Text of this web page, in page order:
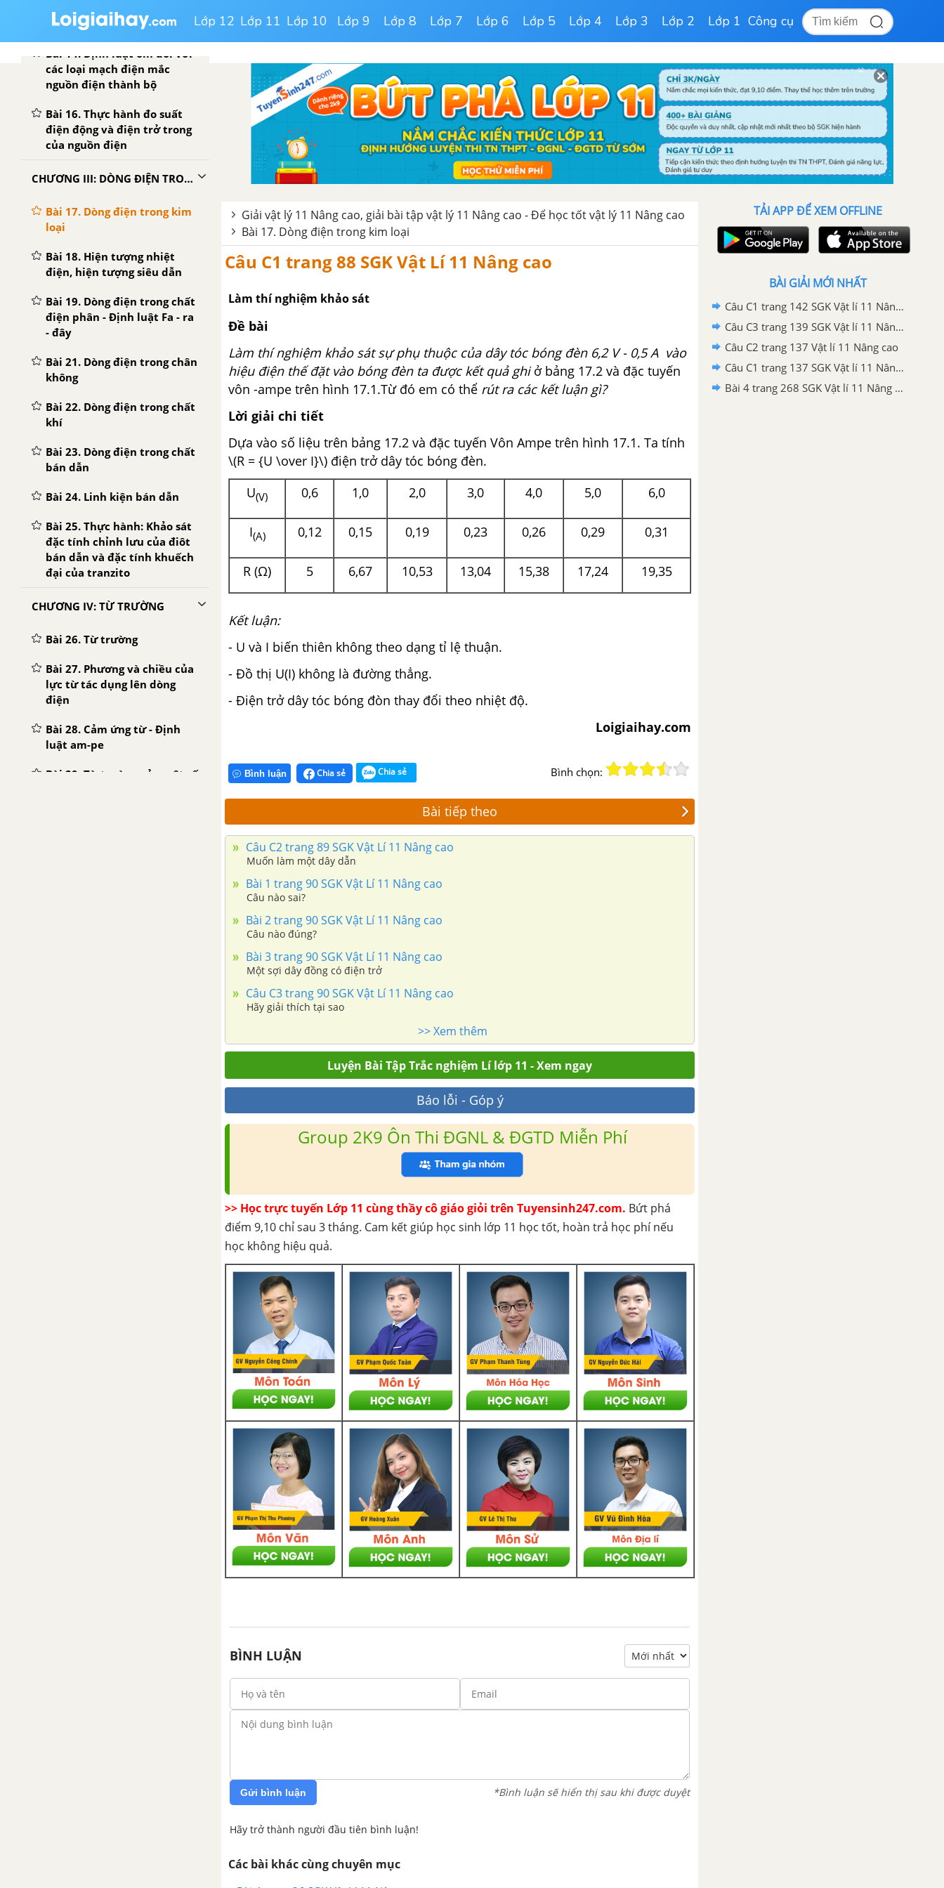
Lớp 12 Lớp 11 Lớp 10 Lớp 9 Lớp 8 Lớp 7 Lớp 6 Lớp 5 Lớp 4 Lớp 3 Lớp 2 Lớp 1 Công cụ
Bài 13. Định luật ôm đối với
toàn mạch
Bài 14. Định luật ôm đối với
các loại mạch điện mắc
nguồn điện thành bộ
Bài 16. Thực hành đo suất
điện động và điện trở trong
của nguồn điện
CHƯƠNG III: DÒNG ĐIỆN TRONG CÁC MÔI TRƯỜNG
Bài 17. Dòng điện trong kim
loại
Bài 18. Hiện tượng nhiệt
điện, hiện tượng siêu dẫn
Bài 19. Dòng điện trong chất
điện phân - Định luật Fa - ra
- đây
Bài 21. Dòng điện trong chân
không
Bài 22. Dòng điện trong chất
khí
Bài 23. Dòng điện trong chất
bán dẫn
Bài 24. Linh kiện bán dẫn
Bài 25. Thực hành: Khảo sát
đặc tính chỉnh lưu của điôt
bán dẫn và đặc tính khuếch
đại của tranzito
CHƯƠNG IV: TỪ TRƯỜNG
Bài 26. Từ trường
Bài 27. Phương và chiều của
lực từ tác dụng lên dòng
điện
Bài 28. Cảm ứng từ - Định
luật am-pe
Bài 29. Từ trường của một số
Giải vật lý 11 Nâng cao, giải bài tập vật lý 11 Nâng cao - Để học tốt vật lý 11 Nâng cao
Bài 17. Dòng điện trong kim loại
Câu C1 trang 88 SGK Vật Lí 11 Nâng cao
Làm thí nghiệm khảo sát
Đề bài
Làm thí nghiệm khảo sát sự phụ thuộc của dây tóc bóng đèn 6,2 V - 0,5 A vào
hiệu điện thế đặt vào bóng đèn ta được kết quả ghiở bảng 17.2 và đặc tuyến
vôn -ampe trên hình 17.1.Từ đó em có thể rút ra các kết luận gì?
Lời giải chi tiết
Dựa vào số liệu trên bảng 17.2 và đặc tuyến Vôn Ampe trên hình 17.1. Ta tính
\(R = {U \over I}\) điện trở dây tóc bóng đèn.
U(V) 0,6 1,0 2,0 3,0 4,0 5,0 6,0
I(A) 0,12 0,15 0,19 0,23 0,26 0,29 0,31
R (Ω) 5 6,67 10,53 13,04 15,38 17,24 19,35
Kết luận:
- U và I biến thiên không theo dạng tỉ lệ thuận.
- Đồ thị U(I) không là đường thẳng.
- Điện trở dây tóc bóng đòn thay đổi theo nhiệt độ.
Loigiaihay.com
Bình luận Chia sẻ Chia sẻ Bình chọn:
Bài tiếp theo
Câu C2 trang 89 SGK Vật Lí 11 Nâng cao
Muốn làm một dây dẫn
Bài 1 trang 90 SGK Vật Lí 11 Nâng cao
Câu nào sai?
Bài 2 trang 90 SGK Vật Lí 11 Nâng cao
Câu nào đúng?
Bài 3 trang 90 SGK Vật Lí 11 Nâng cao
Một sợi dây đồng có điện trở
Câu C3 trang 90 SGK Vật Lí 11 Nâng cao
Hãy giải thích tại sao
>> Xem thêm
Luyện Bài Tập Trắc nghiệm Lí lớp 11 - Xem ngay
Báo lỗi - Góp ý
Group 2K9 Ôn Thi ĐGNL & ĐGTD Miễn Phí
>> Học trực tuyến Lớp 11 cùng thầy cô giáo giỏi trên Tuyensinh247.com. Bứt phá
điểm 9,10 chỉ sau 3 tháng. Cam kết giúp học sinh lớp 11 học tốt, hoàn trả học phí nếu
học không hiệu quả.
BÌNH LUẬN
Gửi bình luận *Bình luận sẽ hiển thị sau khi được duyệt
Hãy trở thành người đầu tiên bình luận!
Các bài khác cùng chuyên mục
TẢI APP ĐỂ XEM OFFLINE
BÀI GIẢI MỚI NHẤT
Câu C1 trang 142 SGK Vật lí 11 Nâng cao
Câu C3 trang 139 SGK Vật lí 11 Nâng cao
Câu C2 trang 137 Vật lí 11 Nâng cao
Câu C1 trang 137 SGK Vật lí 11 Nâng cao
Bài 4 trang 268 SGK Vật lí 11 Nâng cao